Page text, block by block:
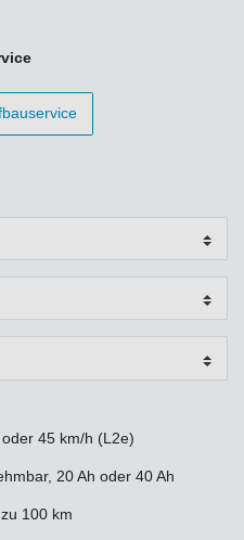
45 km/h (L2e)
20 Ah oder 40 Ah
100 km